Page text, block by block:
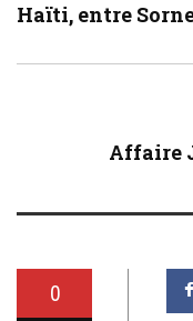
Haïti, entre
Affaire
0